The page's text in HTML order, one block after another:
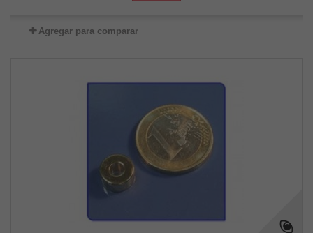
Agregar para comparar